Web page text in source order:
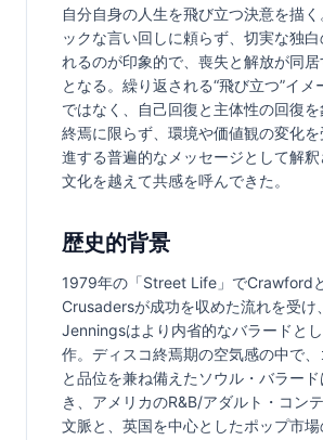
自分自身の人生を飛び立つ決意を描く
ックな言い回しに頼らず、切実な独
れるのが印象的で、喪失と解放が同
となる。繰り返される“飛び立つ”イメ
ではなく、自己回復と主体性の回復
終焉に限らず、環境や価値観の変化
進する普遍的なメッセージとして解
文化を越えて共感を呼んできた。
歴史的背景
1979年の「Street Life」でCrawford
Crusadersが成功を収めた流れを受け
Jenningsはより内省的なバラードと
作。ディスコ終焉期の空気感の中で、
と品位を兼ね備えたソウル・バラー
き、アメリカのR&B/アダルト・コン
文脈と、英国を中心としたポップ市